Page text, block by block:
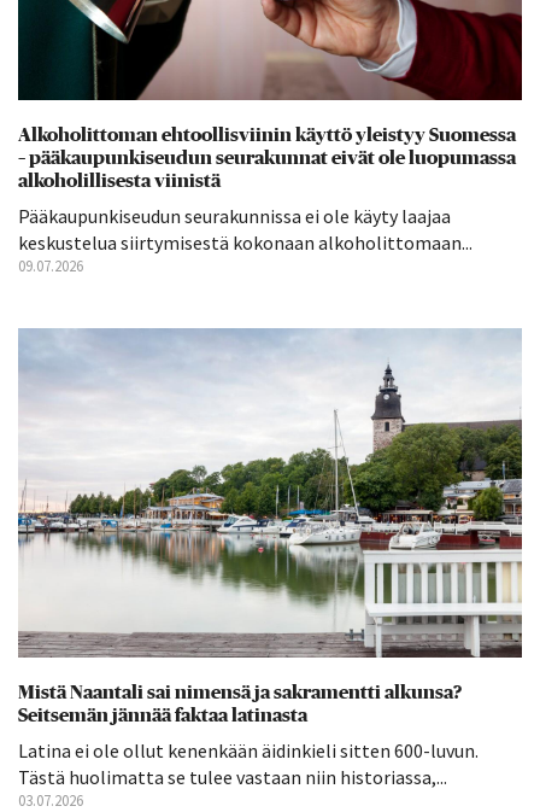
Alkoholittoman ehtoollisviinin käyttö yleistyy Suomessa
– pääkaupunkiseudun seurakunnat eivät ole luopumassa
alkoholillisesta viinistä
Pääkaupunkiseudun seurakunnissa ei ole käyty laajaa
keskustelua siirtymisestä kokonaan alkoholittomaan...
09.07.2026
Mistä Naantali sai nimensä ja sakramentti alkunsa?
Seitsemän jännää faktaa latinasta
Latina ei ole ollut kenenkään äidinkieli sitten 600-luvun.
Tästä huolimatta se tulee vastaan niin historiassa,...
03.07.2026